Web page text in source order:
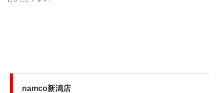
namco新潟店